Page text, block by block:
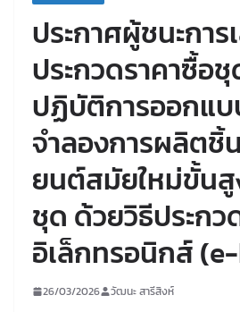
ประกาศผู้ชนะการ
ประกวดราคาซื้
ปฏิบัติการออกแบ
จำลองการผลิตชิ้
ยนต์สมัยใหม่ขั้นสู
ชุด ด้วยวิธีประกว
อิเล็กทรอนิกส์
26/03/2026 วัฒนะ สารีสิงห์